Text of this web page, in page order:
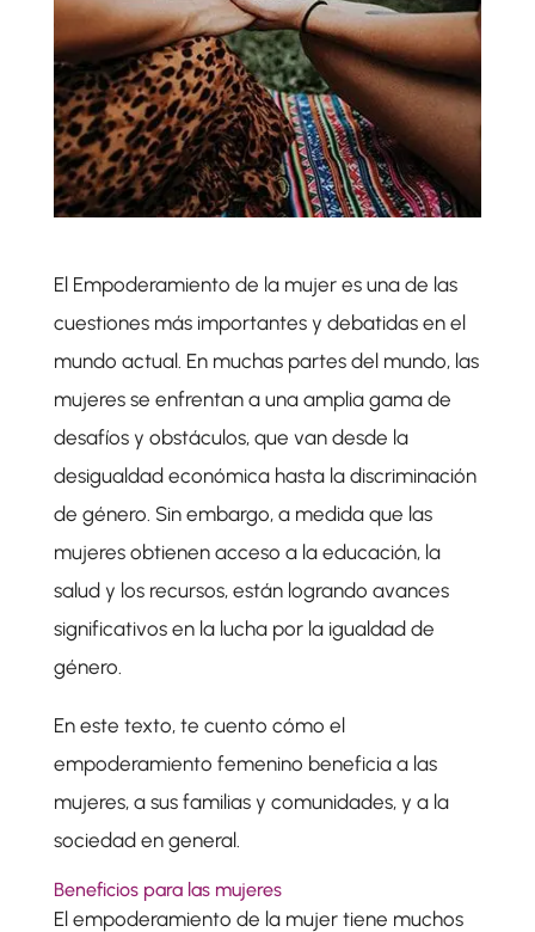
El Empoderamiento de la mujer es una de las
cuestiones más importantes y debatidas en el
mundo actual. En muchas partes del mundo, las
mujeres se enfrentan a una amplia gama de
desafíos y obstáculos, que van desde la
desigualdad económica hasta la discriminación
de género. Sin embargo, a medida que las
mujeres obtienen acceso a la educación, la
salud y los recursos, están logrando avances
significativos en la lucha por la igualdad de
género.
En este texto, te cuento cómo el
empoderamiento femenino beneficia a las
mujeres, a sus familias y comunidades, y a la
sociedad en general.
Beneficios para las mujeres
El empoderamiento de la mujer tiene muchos